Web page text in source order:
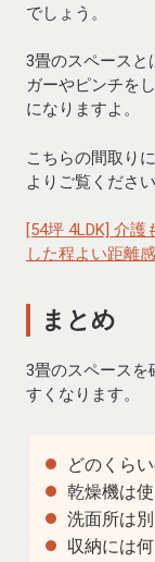
でしょう。
3畳のスペースと
ガーやピンチを
になりますよ。
こちらの間取り
よりご覧ください
[54坪 4LDK] 介
した程よい距離
まとめ
3畳のスペースを
すくなります。
どのくら
乾燥機は使
洗面所は
収納には